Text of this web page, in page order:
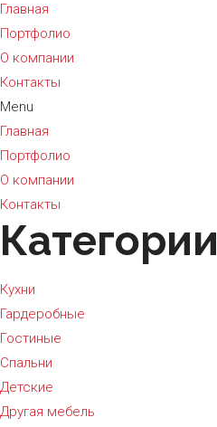
Главная
Портфолио
О компании
Контакты
Menu
Главная
Портфолио
О компании
Контакты
Категории
Кухни
Гардеробные
Гостиные
Спальни
Детские
Другая мебель